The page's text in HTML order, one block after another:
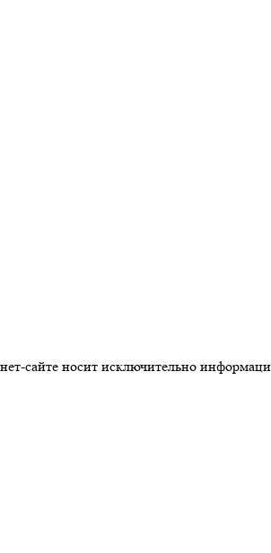
сайте носит исключительно